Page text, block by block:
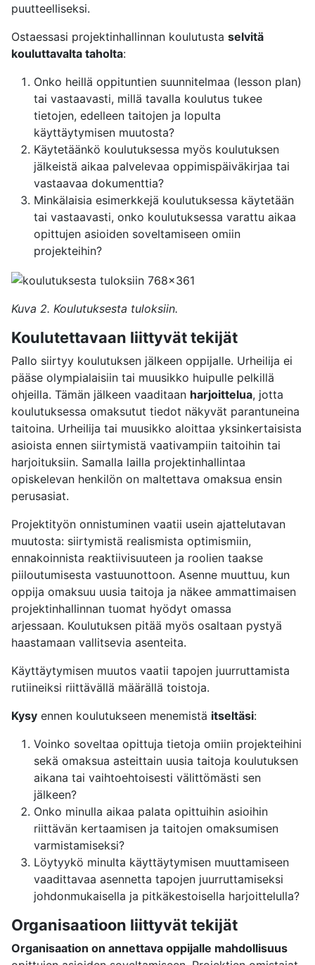
puutteelliseksi.
Ostaessasi projektinhallinnan koulutusta selvitä
kouluttavalta taholta:
Onko heillä oppituntien suunnitelmaa (lesson plan)
tai vastaavasti, millä tavalla koulutus tukee
tietojen, edelleen taitojen ja lopulta
käyttäytymisen muutosta?
Käytetäänkö koulutuksessa myös koulutuksen
jälkeistä aikaa palvelevaa oppimispäiväkirjaa tai
vastaavaa dokumenttia?
Minkälaisia esimerkkejä koulutuksessa käytetään
tai vastaavasti, onko koulutuksessa varattu aikaa
opittujen asioiden soveltamiseen omiin
projekteihin?
Kuva 2. Koulutuksesta tuloksiin.
Koulutettavaan liittyvät tekijät
Pallo siirtyy koulutuksen jälkeen oppijalle. Urheilija ei
pääse olympialaisiin tai muusikko huipulle pelkillä
ohjeilla. Tämän jälkeen vaaditaan harjoittelua, jotta
koulutuksessa omaksutut tiedot näkyvät parantuneina
taitoina. Urheilija tai muusikko aloittaa yksinkertaisista
asioista ennen siirtymistä vaativampiin taitoihin tai
harjoituksiin. Samalla lailla projektinhallintaa
opiskelevan henkilön on maltettava omaksua ensin
perusasiat.
Projektityön onnistuminen vaatii usein ajattelutavan
muutosta: siirtymistä realismista optimismiin,
ennakoinnista reaktiivisuuteen ja roolien taakse
piiloutumisesta vastuunottoon. Asenne muuttuu, kun
oppija omaksuu uusia taitoja ja näkee ammattimaisen
projektinhallinnan tuomat hyödyt omassa
arjessaan. Koulutuksen pitää myös osaltaan pystyä
haastamaan vallitsevia asenteita.
Käyttäytymisen muutos vaatii tapojen juurruttamista
rutiineiksi riittävällä määrällä toistoja.
Kysy ennen koulutukseen menemistä itseltäsi:
Voinko soveltaa opittuja tietoja omiin projekteihini
sekä omaksua asteittain uusia taitoja koulutuksen
aikana tai vaihtoehtoisesti välittömästi sen
jälkeen?
Onko minulla aikaa palata opittuihin asioihin
riittävän kertaamisen ja taitojen omaksumisen
varmistamiseksi?
Löytyykö minulta käyttäytymisen muuttamiseen
vaadittavaa asennetta tapojen juurruttamiseksi
johdonmukaisella ja pitkäkestoisella harjoittelulla?
Organisaatioon liittyvät tekijät
Organisaation on annettava oppijalle mahdollisuus